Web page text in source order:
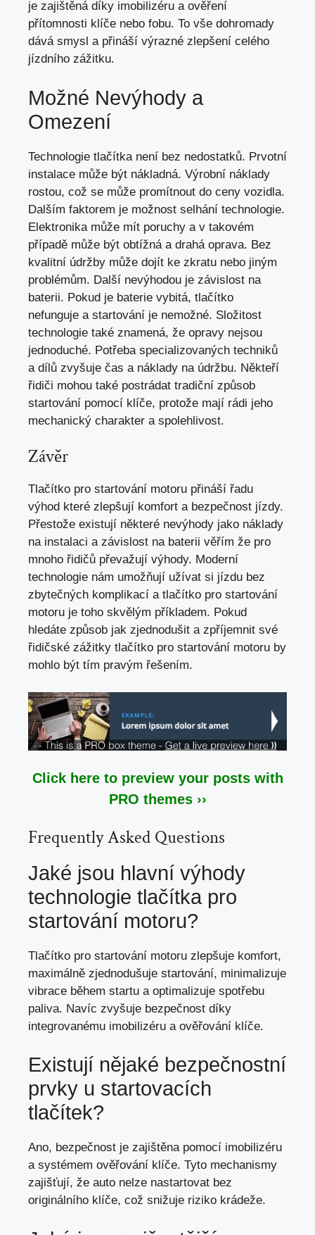
je zajištěná díky imobilizéru a ověření
přítomnosti klíče nebo fobu. To vše dohromady
dává smysl a přináší výrazné zlepšení celého
jízdního zážitku.
Možné Nevýhody a
Omezení
Technologie tlačítka není bez nedostatků. Prvotní
instalace může být nákladná. Výrobní náklady
rostou, což se může promítnout do ceny vozidla.
Dalším faktorem je možnost selhání technologie.
Elektronika může mít poruchy a v takovém
případě může být obtížná a drahá oprava. Bez
kvalitní údržby může dojít ke zkratu nebo jiným
problémům. Další nevýhodou je závislost na
baterii. Pokud je baterie vybitá, tlačítko
nefunguje a startování je nemožné. Složitost
technologie také znamená, že opravy nejsou
jednoduché. Potřeba specializovaných techniků
a dílů zvyšuje čas a náklady na údržbu. Někteří
řidiči mohou také postrádat tradiční způsob
startování pomocí klíče, protože mají rádi jeho
mechanický charakter a spolehlivost.
Závěr
Tlačítko pro startování motoru přináší řadu
výhod které zlepšují komfort a bezpečnost jízdy.
Přestože existují některé nevýhody jako náklady
na instalaci a závislost na baterii věřím že pro
mnoho řidičů převažují výhody. Moderní
technologie nám umožňují užívat si jízdu bez
zbytečných komplikací a tlačítko pro startování
motoru je toho skvělým příkladem. Pokud
hledáte způsob jak zjednodušit a zpříjemnit své
řidičské zážitky tlačítko pro startování motoru by
mohlo být tím pravým řešením.
Click here to preview your posts with
PRO themes ››
Frequently Asked Questions
Jaké jsou hlavní výhody
technologie tlačítka pro
startování motoru?
Tlačítko pro startování motoru zlepšuje komfort,
maximálně zjednodušuje startování, minimalizuje
vibrace během startu a optimalizuje spotřebu
paliva. Navíc zvyšuje bezpečnost díky
integrovanému imobilizéru a ověřování klíče.
Existují nějaké bezpečnostní
prvky u startovacích
tlačítek?
Ano, bezpečnost je zajištěna pomocí imobilizéru
a systémem ověřování klíče. Tyto mechanismy
zajišťují, že auto nelze nastartovat bez
originálního klíče, což snižuje riziko krádeže.